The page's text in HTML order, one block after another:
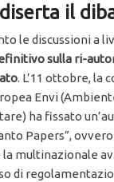
il
le discussioni a
sulla ri-
. L’11 ottobre, la
Envi
ha fissato
Papers”,
multinazionale
di